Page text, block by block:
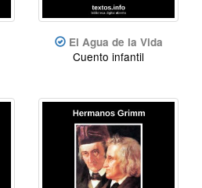
El Agua de la Vida
Cuento infantil